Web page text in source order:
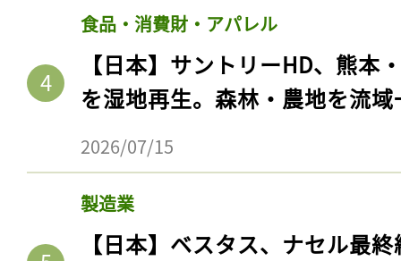
食品・消費財・アパレル
【日本】サントリーHD、熊本
を湿地再生。森林・農地を流
2026/07/15
製造業
【日本】ベスタス、ナセル最